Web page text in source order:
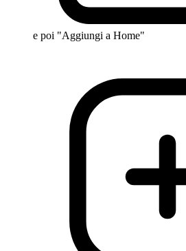
e poi "Aggiungi a Home"